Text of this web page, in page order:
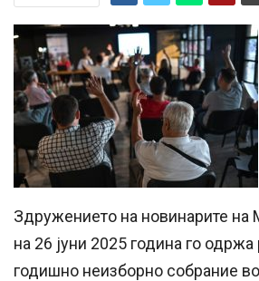
Здружението на новинарите
на 26 јуни 2025 година го
годишно неизборно собрание